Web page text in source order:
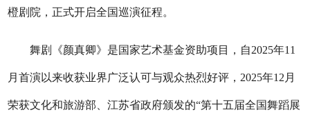
橙剧院，正式开启全国巡演征程。
舞剧《颜真卿》是国家艺术基金资助项目，自2025年11
月首演以来收获业界广泛认可与观众热烈好评，2025年12月
荣获文化和旅游部、江苏省政府颁发的“第十五届全国舞蹈展